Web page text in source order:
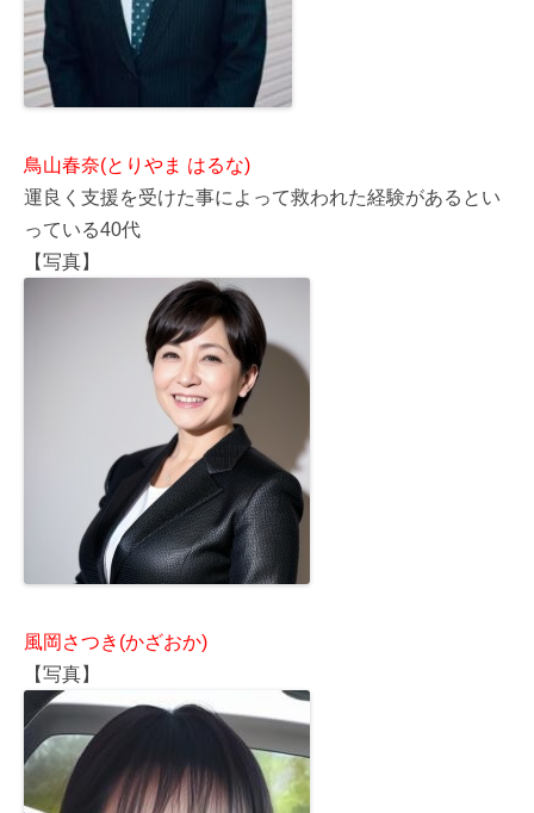
鳥山春奈(とりやま はるな)
運良く支援を受けた事によって救われた経験があるとい
っている40代
【写真】
風岡さつき(かざおか)
【写真】